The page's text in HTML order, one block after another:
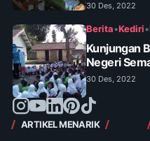
30 Des, 2022
Berita•Kediri•
Kunjungan
Negeri
30 Des, 2022
ARTIKEL MENARIK